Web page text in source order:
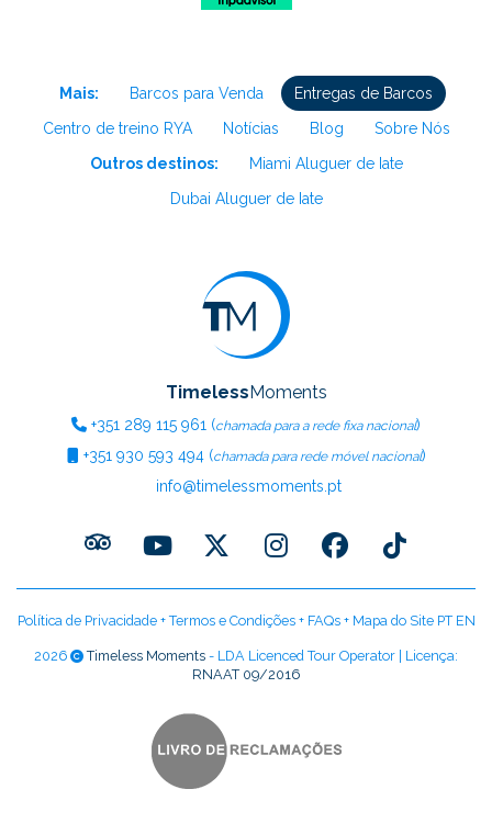
Mais: Barcos para Venda
Entregas de Barcos
Centro de treino RYA
Notícias Blog
Sobre Nós
Outros destinos:
Miami Aluguer de Iate
Dubai Aluguer de Iate
TimelessMoments
+351 289 115 961 (chamada para a rede fixa nacional)
+351 930 593 494(chamada para rede móvel nacional)
info@timelessmoments.pt
Política de Privacidade+Termos e Condições+ FAQs+ Mapa do Site PT EN
2026 Timeless Moments - LDA Licenced Tour Operator | Licença:
RNAAT 09/2016